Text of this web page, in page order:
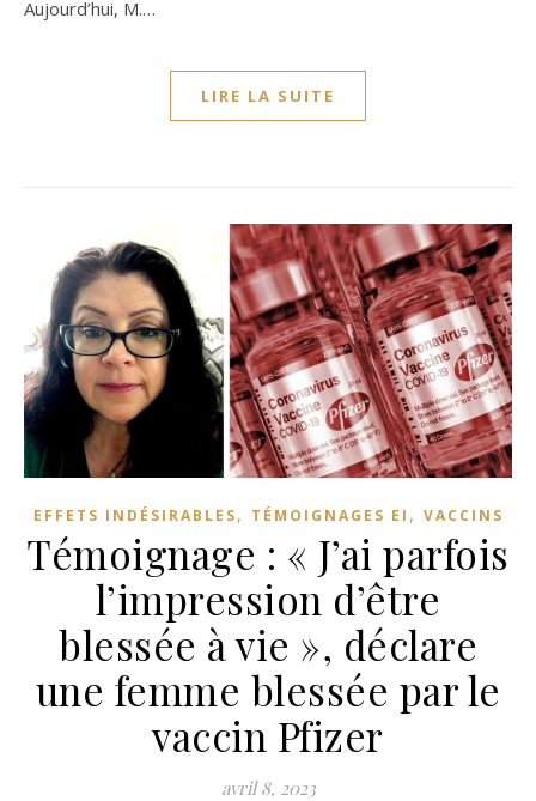
Aujourd’hui, M.…
LIRE LA SUITE
EFFETS INDÉSIRABLES, TÉMOIGNAGES EI , VACCINS
Témoignage : « J’ai parfois
l’impression d’être
blessée à vie », déclare
une femme blessée par le
vaccin Pfizer
avril 8, 2023